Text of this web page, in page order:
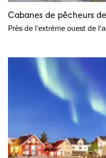
Cabanes de pêcheurs
Près de l'extrême ouest de